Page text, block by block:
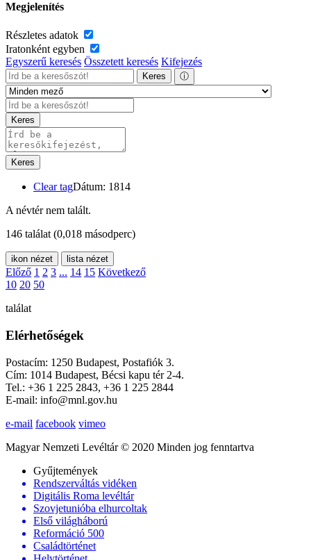
Megjelenítés
Részletes adatok
Iratonként egyben
Egyszerű keresés Összetett keresés Kifejezés
Keres ⓘ
Keres
Keres
Clear tagDátum: 1814
A névtér nem talált.
146 találat (0,018 másodperc)
ikon nézet lista nézet
Előző 1 2 3 ... 14 15 Következő
10 20 50
találat
Elérhetőségek
Postacím: 1250 Budapest, Postafiók 3.
Cím: 1014 Budapest, Bécsi kapu tér 2-4.
Tel.: +36 1 225 2843, +36 1 225 2844
E-mail: info@mnl.gov.hu
e-mail facebook vimeo
Magyar Nemzeti Levéltár © 2020 Minden jog fenntartva
Gyűjtemények
Rendszerváltás vidéken
Digitális Roma levéltár
Szovjetunióba elhurcoltak
Első világháború
Reformáció 500
Családtörténet